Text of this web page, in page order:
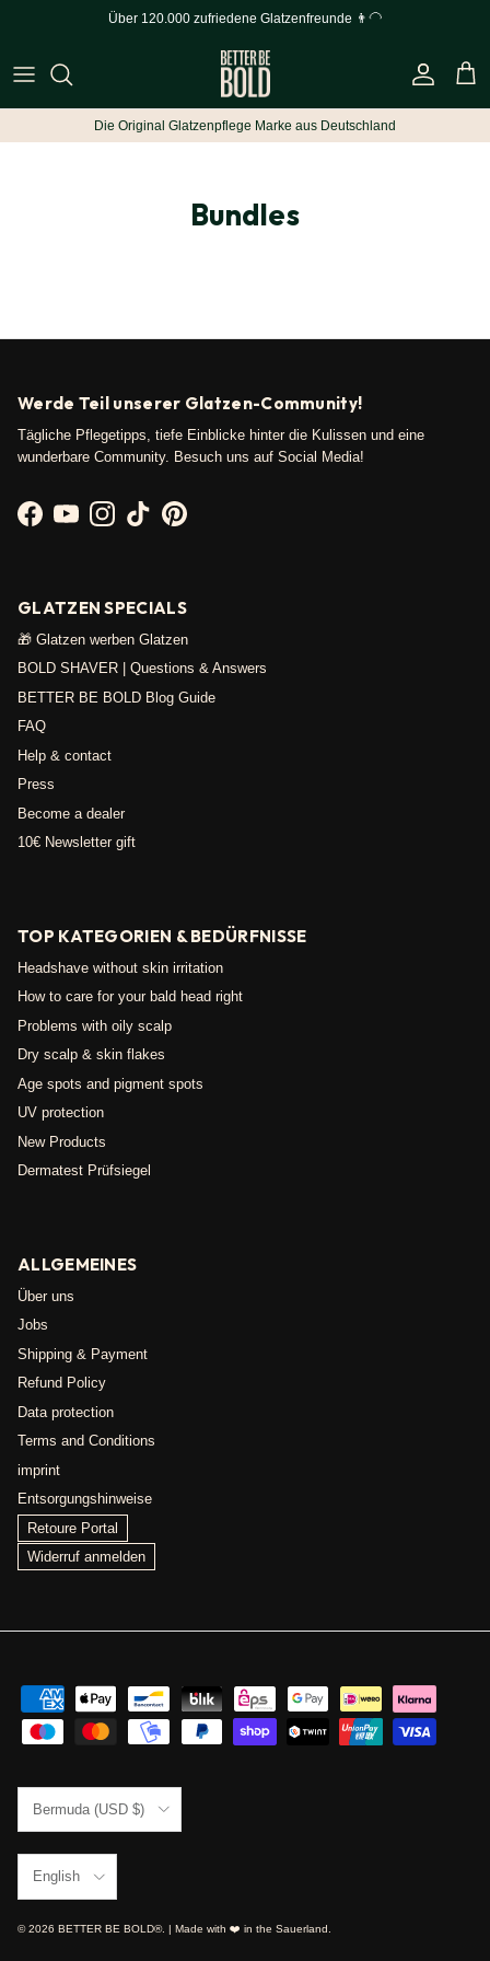
Über 120.000 zufriedene Glatzenfreunde 👨‍🦲
Account
Cart
Die Original Glatzenpflege Marke aus Deutschland
Bundles
Werde Teil unserer Glatzen-Community!
Tägliche Pflegetipps, tiefe Einblicke hinter die Kulissen und eine
wunderbare Community. Besuch uns auf Social Media!
FacebookYouTubeInstagram
TikTokPinterest
GLATZEN SPECIALS
🎁 Glatzen werben Glatzen
BOLD SHAVER | Questions & Answers
BETTER BE BOLD Blog Guide
FAQ
Help & contact
Press
Become a dealer
10€ Newsletter gift
TOP KATEGORIEN & BEDÜRFNISSE
Headshave without skin irritation
How to care for your bald head right
Problems with oily scalp
Dry scalp & skin flakes
Age spots and pigment spots
UV protection
New Products
Dermatest Prüfsiegel
ALLGEMEINES
Über uns
Jobs
Shipping & Payment
Refund Policy
Data protection
Terms and Conditions
imprint
Entsorgungshinweise
Retoure Portal
Widerruf anmelden
Bermuda (USD $)
English
© 2026 BETTER BE BOLD®. | Made with ❤️ in the Sauerland.